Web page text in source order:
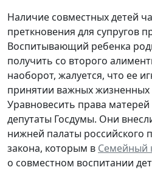
Наличие совместных детей
преткновения для супругов
Воспитывающий ребенка
получить со второго
наоборот, жалуется, что ее
принятии важных
Уравновесить права
депутаты Госдумы. Они
нижней палаты российского
закона, которым в Семейный
о совместном воспитании